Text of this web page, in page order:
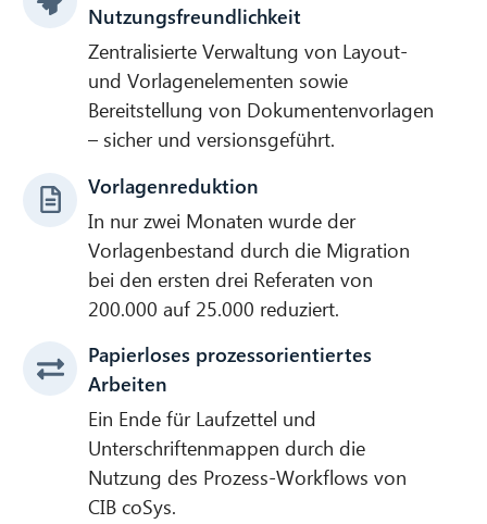
Nutzungsfreundlichkeit
Zentralisierte Verwaltung von Layout-
und Vorlagenelementen sowie
Bereitstellung von Dokumentenvorlagen
– sicher und versionsgeführt.
Vorlagenreduktion
In nur zwei Monaten wurde der
Vorlagenbestand durch die Migration
bei den ersten drei Referaten von
200.000 auf 25.000 reduziert.
Papierloses prozessorientiertes
Arbeiten
Ein Ende für Laufzettel und
Unterschriftenmappen durch die
Nutzung des Prozess-Workflows von
CIB coSys.